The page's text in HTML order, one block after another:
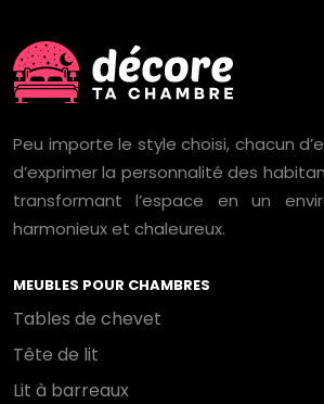
Peu importe le style choisi, chacun
d’exprimer la personnalité des
transformant l’espace en un
harmonieux et chaleureux.
MEUBLES POUR CHAMBRES
Tables de chevet
Tête de lit
Lit à barreaux